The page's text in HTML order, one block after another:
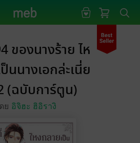
ของนางร้าย ไห
นนางเอกล่ะเนี่ย
(ฉบับการ์ตูน)
ย อิจิฮะ ฮิอิรางิ